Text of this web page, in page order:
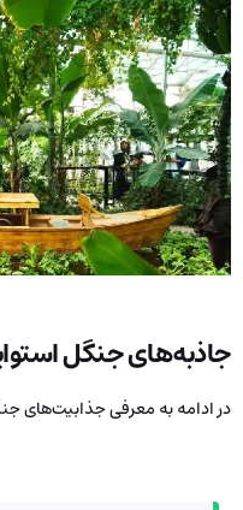
جاذبه‌های جنگل
در ادامه به معرفی جذابیت‌های